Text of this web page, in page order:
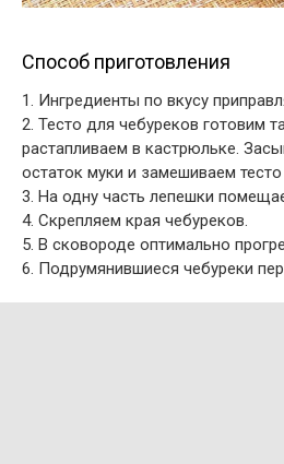
Способ приготовления
1. Ингредиенты по вкусу
2. Тесто для чебуреков готовим
растапливаем в кастрюльке.
остаток муки и замешиваем
3. На одну часть лепешки
4. Скрепляем края чебуреков.
5. В сковороде оптимально
6. Подрумянившиеся чебуреки